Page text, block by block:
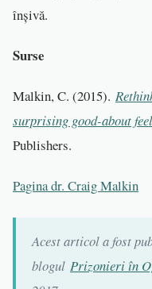
înșivă.
Surse
Malkin, C. (2015).
surprising good-about
Publishers.
Pagina dr. Craig Malkin
Acest articol a fost
blogul Prizonieri în